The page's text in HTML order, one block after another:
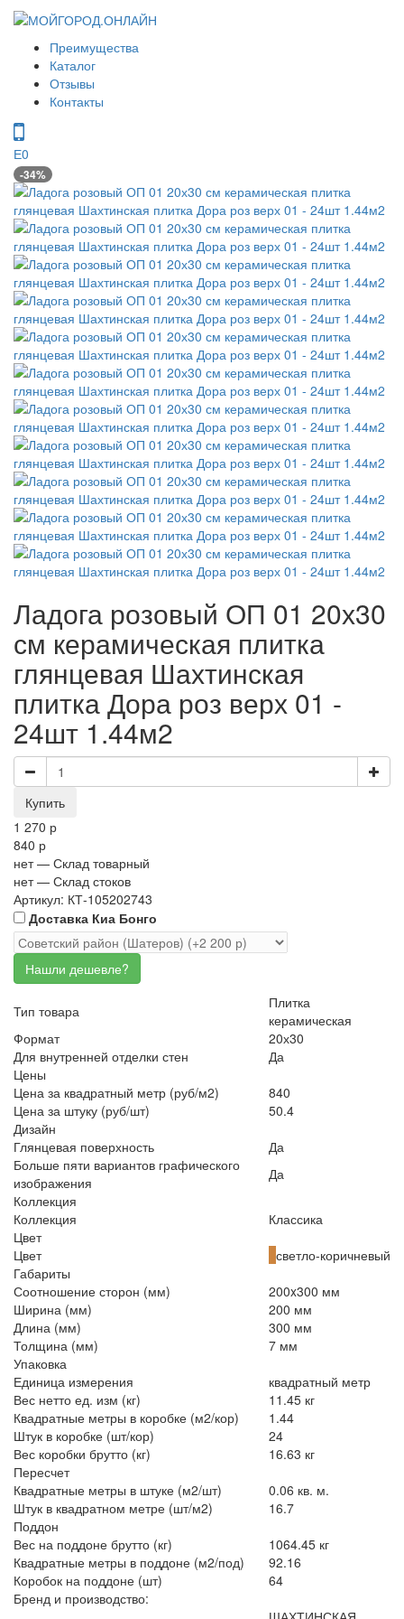
Преимущества
Каталог
Отзывы
Контакты
0
-34%
Ладога розовый ОП 01 20х30
см керамическая плитка
глянцевая Шахтинская
плитка Дора роз верх 01 -
24шт 1.44м2
1 270 р
840 р
нет — Склад товарный
нет — Склад стоков
Артикул: КТ-105202743
Доставка Киа Бонго
Тип товара
Плитка
керамическая
Формат
20х30
Для внутренней отделки стен
Да
Цены
Цена за квадратный метр (руб/м2)
840
Цена за штуку (руб/шт)
50.4
Дизайн
Глянцевая поверхность
Да
Больше пяти вариантов графического
изображения
Да
Коллекция
Коллекция
Классика
Цвет
Цвет
светло-коричневый
Габариты
Соотношение сторон (мм)
200x300 мм
Ширина (мм)
200 мм
Длина (мм)
300 мм
Толщина (мм)
7 мм
Упаковка
Единица измерения
квадратный метр
Вес нетто ед. изм (кг)
11.45 кг
Квадратные метры в коробке (м2/кор)
1.44
Штук в коробке (шт/кор)
24
Вес коробки брутто (кг)
16.63 кг
Пересчет
Квадратные метры в штуке (м2/шт)
0.06 кв. м.
Штук в квадратном метре (шт/м2)
16.7
Поддон
Вес на поддоне брутто (кг)
1064.45 кг
Квадратные метры в поддоне (м2/под)
92.16
Коробок на поддоне (шт)
64
Бренд и производство: